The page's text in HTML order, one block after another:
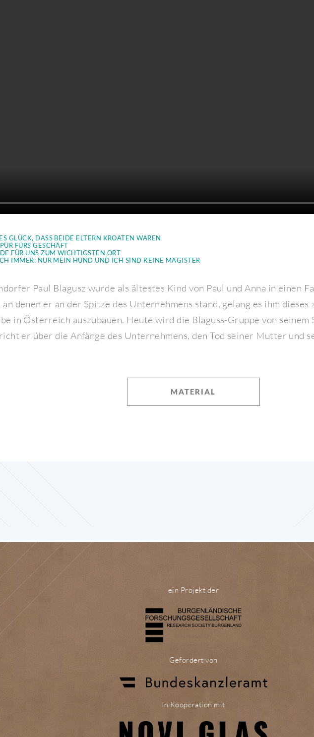
GLÜCK, DASS BEIDE ELTERN KROATEN WAREN
FÜRS GESCHÄFT
FÜR UNS ZUM WICHTIGSTEN ORT
IMMER: NUR MEIN HUND UND ICH SIND KEINE MAGISTER
Paul Blagusz wurde als ältestes Kind von Paul und Anna in einen
denen er an der Spitze des Unternehmens stand, gelang es ihm
in Österreich auszubauen. Heute wird die Blaguss-Gruppe von seinem
er über die Anfänge des Unternehmens, den Tod seiner Mutter und
MATERIAL
ein Projekt der
Gefördert von
In Kooperation mit